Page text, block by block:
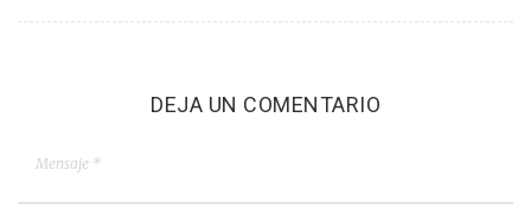
DEJA UN COMENTARIO